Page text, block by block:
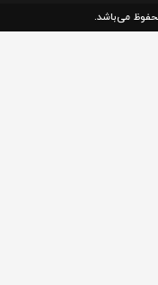
می‌باشد.